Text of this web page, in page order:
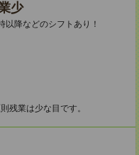
少
以降などのシフトあり！
残業は少な目です。